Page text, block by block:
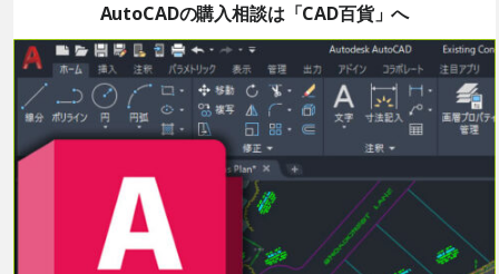
AutoCADの購入相談は「CAD百貨」へ